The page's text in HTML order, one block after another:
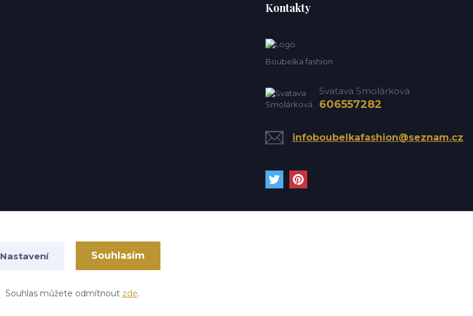
Kontakty
Boubelka fashion
Svatava Smolárková
606557282
infoboubelkafashion@seznam.cz
Nastavení Souhlasím
Souhlas můžete odmítnout zde.